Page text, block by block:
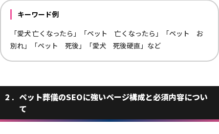
キーワード例
「愛犬 亡くなったら」「ペット 亡くなったら」「ペット お
別れ」「ペット 死後」「愛犬 死後硬直」など
2
ペット葬儀のSEOに強いページ構成と必須内容につい
て